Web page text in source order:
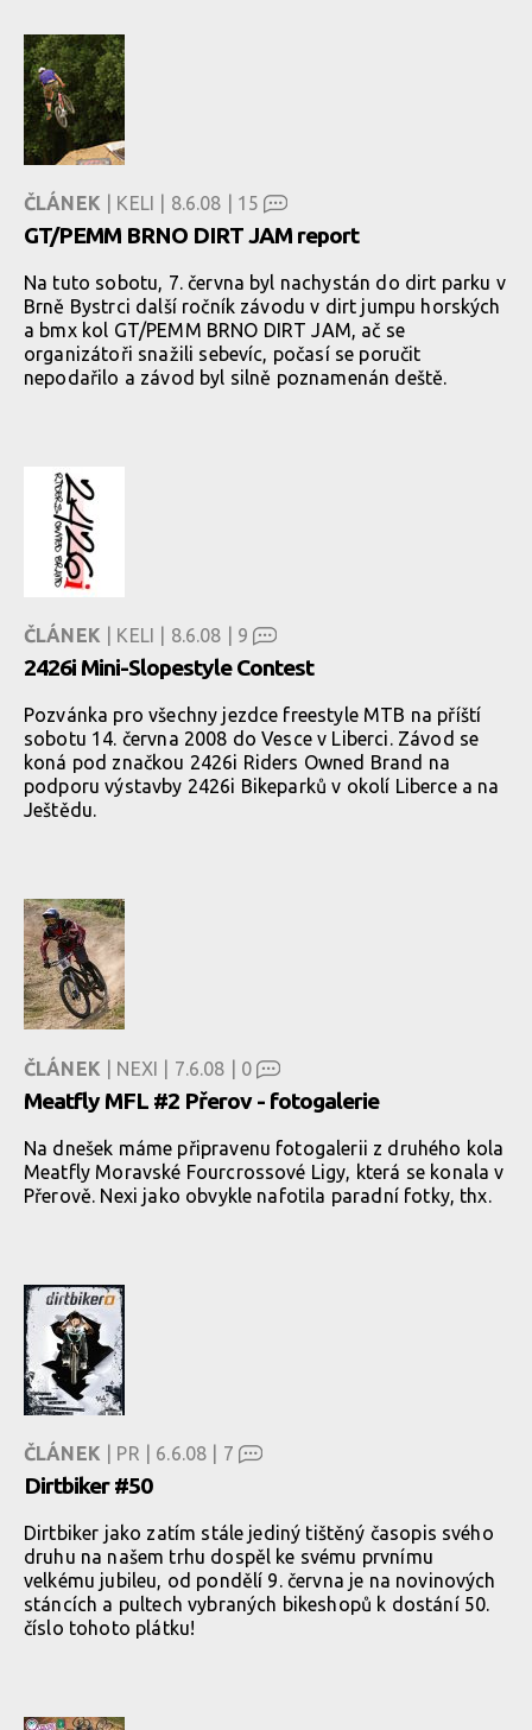
ČLÁNEK | KELI | 8.6.08 | 15
GT/PEMM BRNO DIRT JAM report
Na tuto sobotu, 7. června byl nachystán do dirt parku v
Brně Bystrci další ročník závodu v dirt jumpu horských
a bmx kol GT/PEMM BRNO DIRT JAM, ač se
organizátoři snažili sebevíc, počasí se poručit
nepodařilo a závod byl silně poznamenán deště.
ČLÁNEK | KELI | 8.6.08 | 9
2426i Mini-Slopestyle Contest
Pozvánka pro všechny jezdce freestyle MTB na příští
sobotu 14. června 2008 do Vesce v Liberci. Závod se
koná pod značkou 2426i Riders Owned Brand na
podporu výstavby 2426i Bikeparků v okolí Liberce a na
Ještědu.
ČLÁNEK | NEXI | 7.6.08 | 0
Meatfly MFL #2 Přerov - fotogalerie
Na dnešek máme připravenu fotogalerii z druhého kola
Meatfly Moravské Fourcrossové Ligy, která se konala v
Přerově. Nexi jako obvykle nafotila paradní fotky, thx.
ČLÁNEK | PR | 6.6.08 | 7
Dirtbiker #50
Dirtbiker jako zatím stále jediný tištěný časopis svého
druhu na našem trhu dospěl ke svému prvnímu
velkému jubileu, od pondělí 9. června je na novinových
stáncích a pultech vybraných bikeshopů k dostání 50.
číslo tohoto plátku!